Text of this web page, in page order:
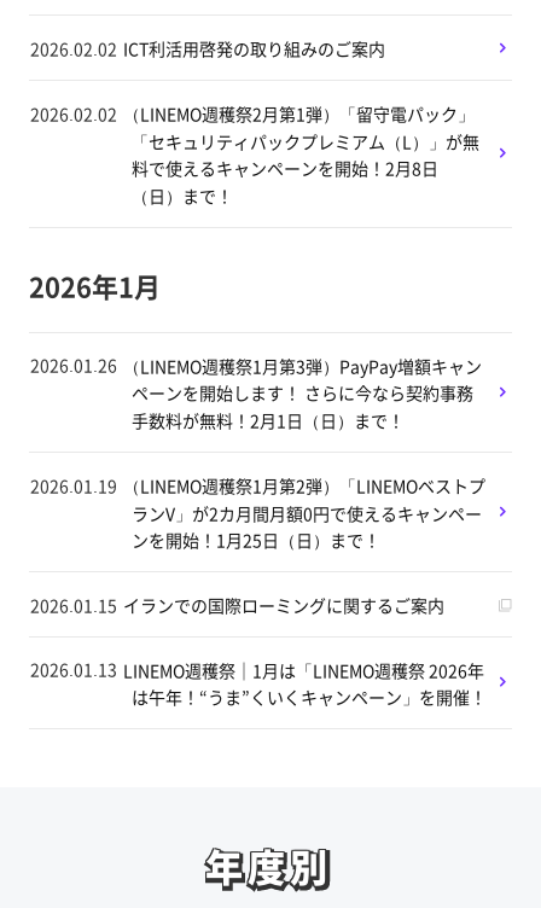
2026.02.02 ICT利活用啓発の取り組みのご案内
2026.02.02
（LINEMO週穫祭2月第1弾）「留守電パック」
「セキュリティパックプレミアム（L）」が無
料で使えるキャンペーンを開始！2月8日
（日）まで！
2026年1月
2026.01.26
（LINEMO週穫祭1月第3弾）PayPay増額キャン
ペーンを開始します！ さらに今なら契約事務
手数料が無料！2月1日（日）まで！
2026.01.19
（LINEMO週穫祭1月第2弾）「LINEMOベストプ
ランV」が2カ月間月額0円で使えるキャンペー
ンを開始！1月25日（日）まで！
2026.01.15 イランでの国際ローミングに関するご案内
2026.01.13 LINEMO週穫祭｜1月は「LINEMO週穫祭 2026年
は午年！“うま”くいくキャンペーン」を開催！
年度別
年度別